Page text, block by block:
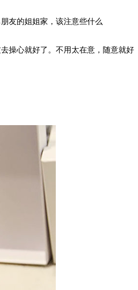
友的姐姐家，该注意些什么
操心就好了。不用太在意，随意就好